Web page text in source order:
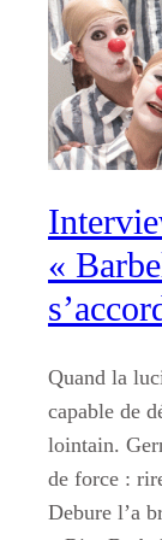
«
Quand la
capable de
lointain.
de force :
Debure l’a